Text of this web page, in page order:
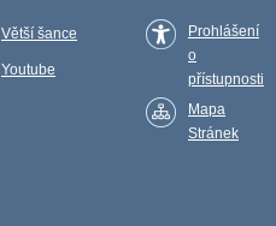
Větší šance
Youtube
Prohlášení
o
přístupnosti
Mapa
Stránek